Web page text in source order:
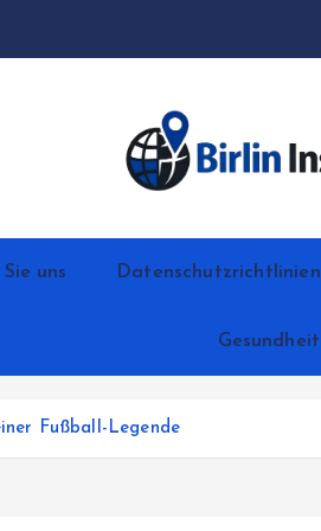
uns Datenschutzrichtlinien
Gesundheit
Fußball-Legende